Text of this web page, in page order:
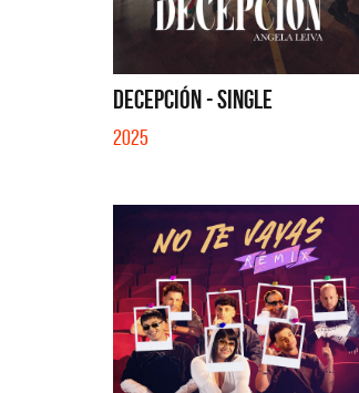
DECEPCIÓN - SINGLE
2025